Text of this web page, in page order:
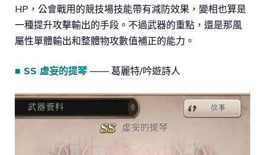
HP，公會戰用的競技場技能帶有減防效果，變相也算是
一種提升攻擊輸出的手段。不過武器的重點，還是那風
屬性單體輸出和整體物攻數值補正的能力。
■ SS 虚妄的提琴 —— 葛麗特/吟遊詩人